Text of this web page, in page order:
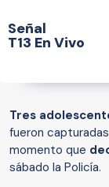
Señal
T13 En Vivo
Tres
fueron
momento que
sábado la Policía.